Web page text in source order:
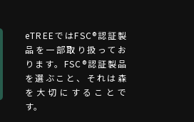
eTREEではFSC®︎認証製
品を一部取り扱ってお
ります。FSC®認証製品
を選ぶこと、それは森
を大切にすることで
す。